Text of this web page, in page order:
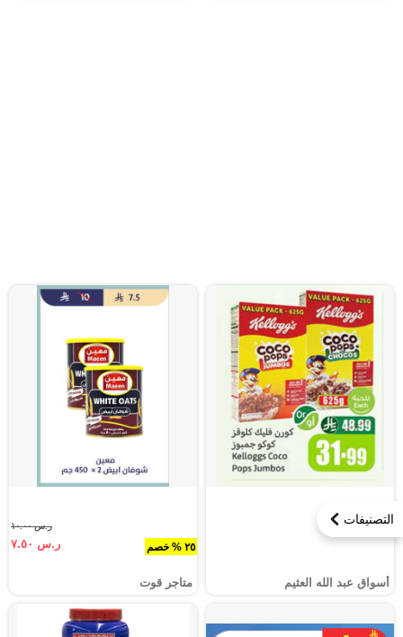
التصنيفات
أسواق عبد الله العثيم
٢٥ % خصم
ر.س ١٠.٠٠
ر.س ٧.٥٠
متاجر قوت